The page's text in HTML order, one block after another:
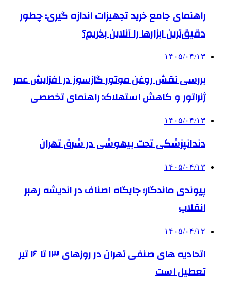
راهنمای جامع خرید تجهیزات اندازه گیری؛ چطور
دقیق‌ترین ابزارها را آنلاین بخریم؟
۱۴۰۵/۰۴/۱۳
بررسی نقش روغن موتور گازسوز در افزایش عمر
ژنراتور و کاهش استهلاک: راهنمای تخصصی
۱۴۰۵/۰۴/۱۳
دندانپزشکی تحت بیهوشی در شرق تهران
۱۴۰۵/۰۴/۱۳
پیوندی ماندگار؛ جایگاه اصناف در اندیشه رهبر
انقلاب
۱۴۰۵/۰۴/۱۲
اتحادیه های صنفی تهران در روزهای ۱۳ تا ۱۶ تیر
تعطیل است